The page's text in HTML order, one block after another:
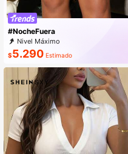
#NocheFuera
Nivel Máximo
$5.290 Estimado